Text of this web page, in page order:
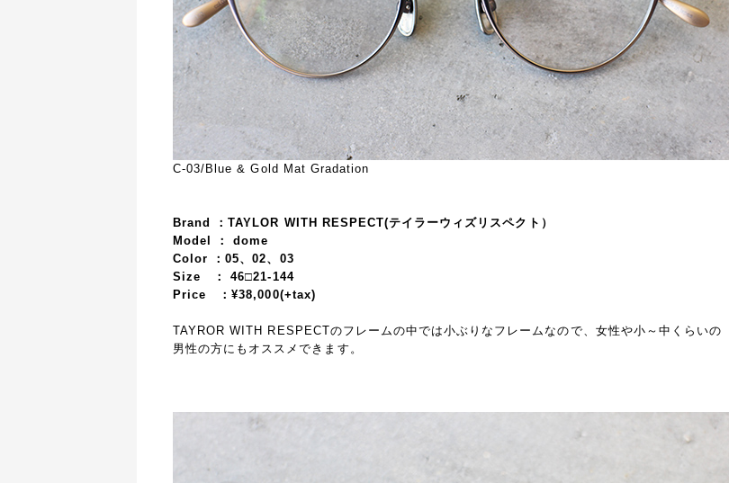
C-03/Blue & Gold Mat Gradation
Brand ：TAYLOR WITH RESPECT(テイラーウィズリスペクト）
Model ： dome
Color ：05、02、03
Size ： 46□21-144
Price ：¥38,000(+tax)
TAYROR WITH RESPECTのフレームの中では小ぶりなフレームなので、女性や小～中くらいの
男性の方にもオススメできます。